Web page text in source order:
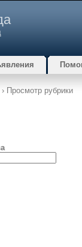
› Просмотр рубрики